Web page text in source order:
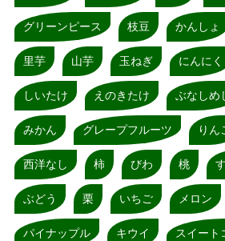
グリーンピース 枝豆 かんしょ
里芋 山芋 玉ねぎ にんにく
しいたけ えのきたけ ぶなしめ
みかん グレープフルーツ りん
西洋なし 柿 びわ 桃
ぶどう 栗 いちご メロン
パイナップル キウイ スイート